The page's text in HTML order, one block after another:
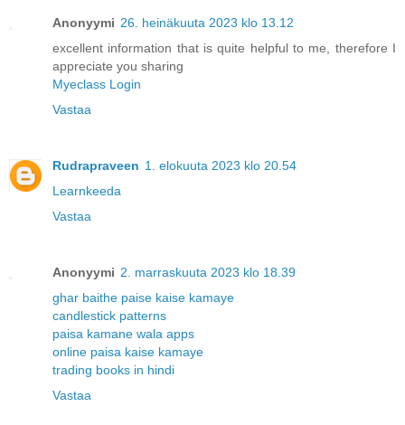
Anonyymi 26. heinäkuuta 2023 klo 13.12
excellent information that is quite helpful to me, therefore I
appreciate you sharing
Myeclass Login
Vastaa
Rudrapraveen 1. elokuuta 2023 klo 20.54
Learnkeeda
Vastaa
Anonyymi 2. marraskuuta 2023 klo 18.39
ghar baithe paise kaise kamaye
candlestick patterns
paisa kamane wala apps
online paisa kaise kamaye
trading books in hindi
Vastaa